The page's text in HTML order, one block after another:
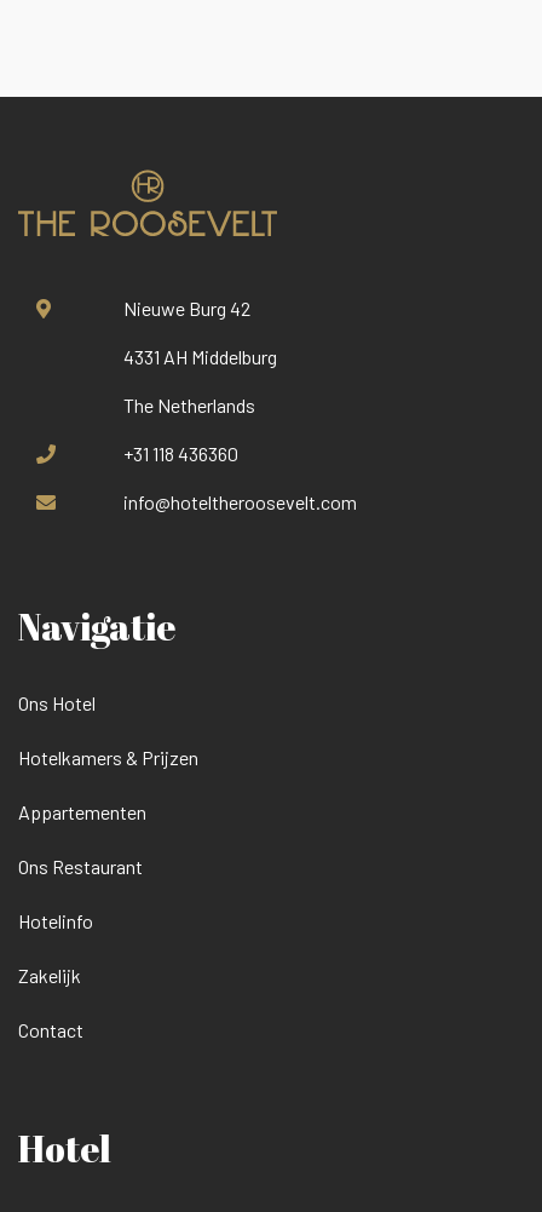
Nieuwe Burg 42
4331 AH Middelburg
The Netherlands
+31 118 436360
info@hoteltheroosevelt.com
Navigatie
Ons Hotel
Hotelkamers & Prijzen
Appartementen
Ons Restaurant
Hotelinfo
Zakelijk
Contact
Hotel